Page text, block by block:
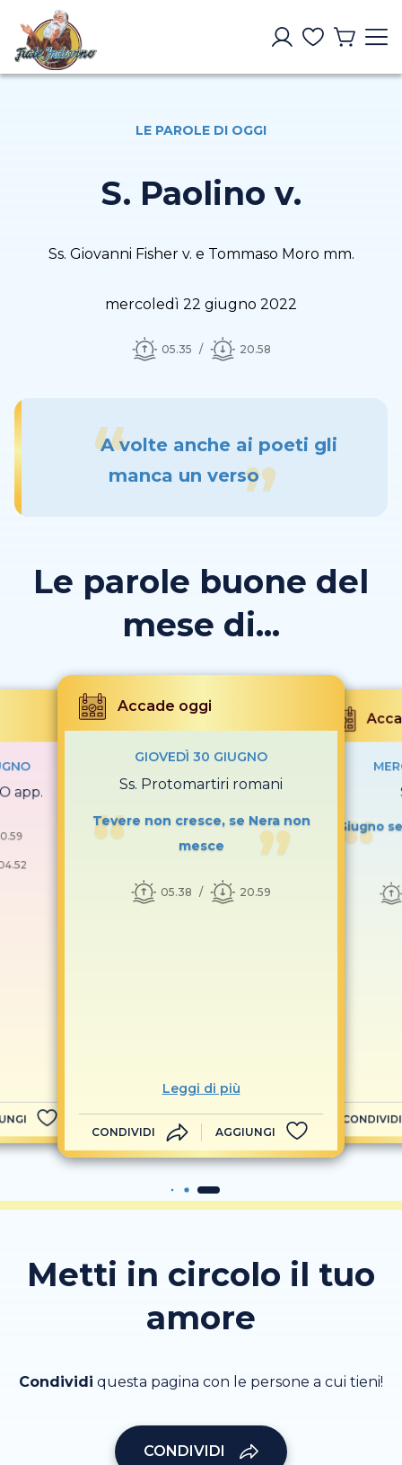
LE PAROLE DI OGGI
S. Paolino v.
Ss. Giovanni Fisher v. e Tommaso Moro mm.
mercoledì 22 giugno 2022
05.35 20.58
A volte anche ai poeti gli
manca un verso
Le parole buone del
mese di...
app.
Accade oggi
GIOVEDÌ 30 GIUGNO
Ss. Protomartiri romani
Tevere non cresce, se Nera non
mesce
05.38 20.59
Leggi di più
CONDIVIDI AGGIUNGI
Giugno
CONDIVIDI
Metti in circolo il tuo
amore
Condividi questa pagina con le persone a cui tieni!
CONDIVIDI